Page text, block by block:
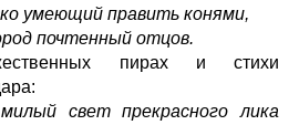
умеющий править конями,
почтенный отцов.
пирах и стихи
свет прекрасного лика